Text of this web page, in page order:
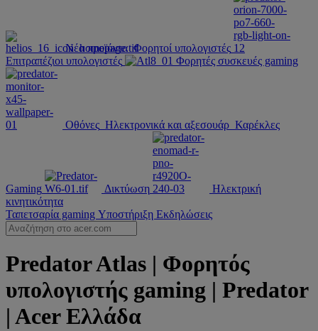
Νέα προϊόντα Φορητοί υπολογιστές
Επιτραπέζιοι υπολογιστές
Φορητές συσκευές gaming
Οθόνες Ηλεκτρονικά και αξεσουάρ Καρέκλες
Gaming Δικτύωση
Ηλεκτρική
κινητικότητα
Ταπετσαρία gaming Υποστήριξη Εκδηλώσεις
Predator Atlas | Φορητός
υπολογιστής gaming | Predator
| Acer Ελλάδα